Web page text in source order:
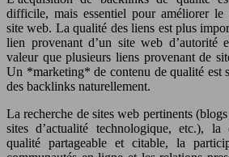
difficile, mais essentiel pour améliorer le
site web. La qualité des liens est plus
lien provenant d’un site web d’autorité
valeur que plusieurs liens provenant de
Un *marketing* de contenu de qualité est
des backlinks naturellement.
La recherche de sites web pertinents (blogs
sites d’actualité technologique, etc.),
qualité partageable et citable, la